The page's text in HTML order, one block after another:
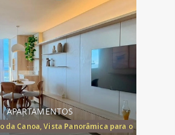
APARTAMENTOS
da Canoa, Vista Panorâmica para o Mar, 2